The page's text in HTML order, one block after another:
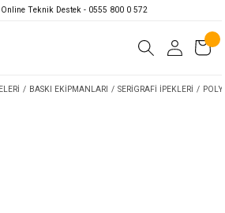
Online Teknik Destek - 0555 800 0 572
BASKI EKİPMANLARI SERİGRAFİ İPEKLERİ